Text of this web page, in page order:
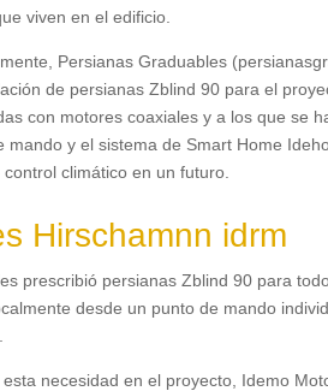
viven en el edificio
Persianas Graduables (
de persianas Zblind 90 para el
con motores coaxiales y a los que se
mando y el sistema de Smart Home
climático en un futuro
Hirschamnn idrm
prescribió persianas Zblind 90 para
desde un punto de mando
necesidad en el proyecto Idemo